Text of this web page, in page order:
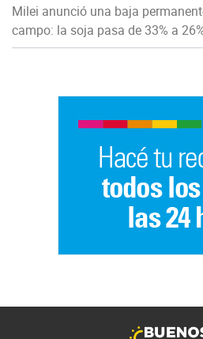
Milei anunció una baja
campo: la soja pasa de 33% a